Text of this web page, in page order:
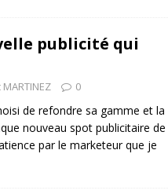
publicité qui
0
de refondre sa gamme et la
nouveau spot publicitaire de
par le marketeur que je